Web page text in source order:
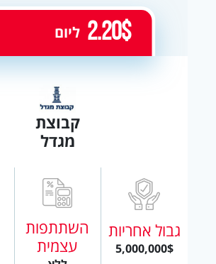
קבוצת
מגדל
גבול אחריות
5,000,000$
השתתפות
עצמית
2.20$ ליום